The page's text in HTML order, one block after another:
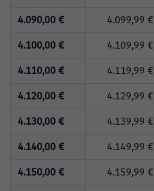
4.090,00 € 4.099,99 €
4.100,00 € 4.109,99 €
4.110,00 € 4.119,99 €
4.120,00 € 4.129,99 €
4.130,00 € 4.139,99 €
4.140,00 € 4.149,99 €
4.150,00 € 4.159,99 €